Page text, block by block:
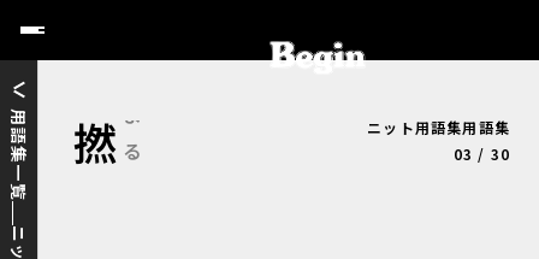
用語集一覧 撚るよる
ニット用語集用語集
03 / 30